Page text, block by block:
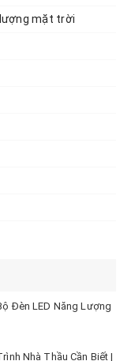
mặt trời
Đèn LED Năng Lượng
Nhà Thầu Cần Biết |